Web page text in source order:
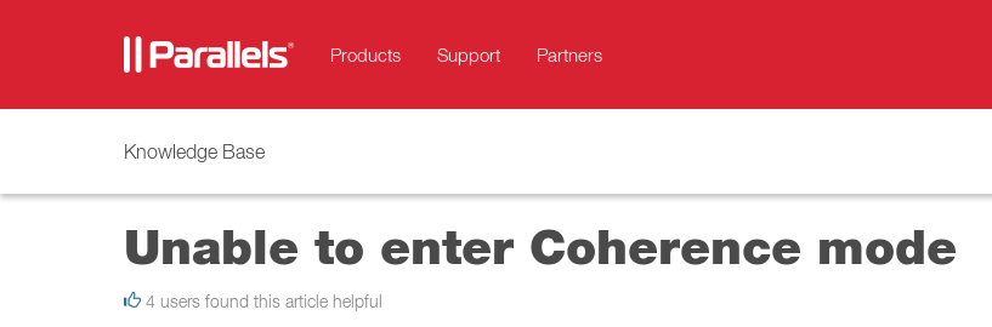
Products Support Partners
Knowledge Base
Unable to enter Coherence mode
4 users found this article helpful